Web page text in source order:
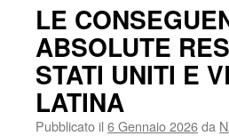
LE
ABSOLUTE
STATI UNITI E
LATINA
Pubblicato il 6 Gennaio 2026da